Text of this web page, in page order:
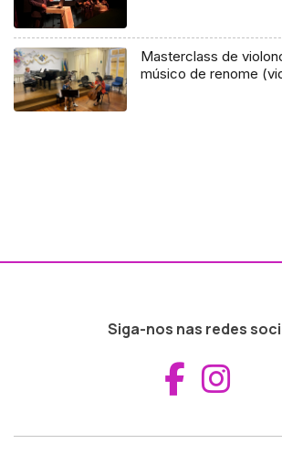
Masterclass de
músico de renome
Siga-nos nas redes